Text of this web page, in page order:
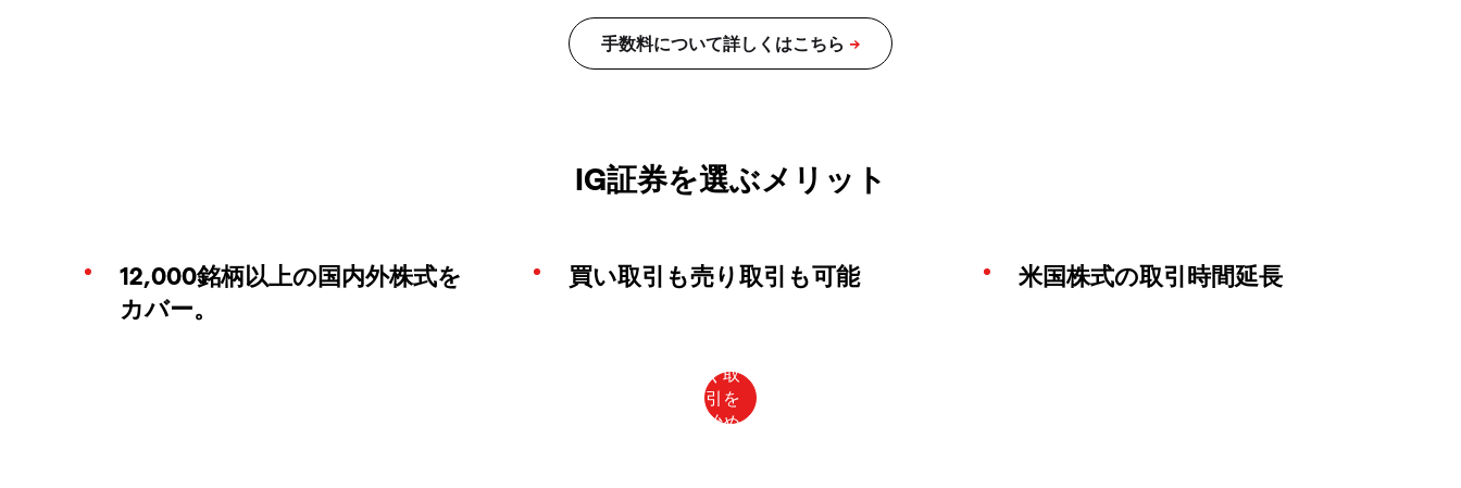
IG証券を選ぶメリット
12,000銘柄以上の国内外株式を
カバー。
買い取引も売り取引も可能 米国株式の取引時間延長